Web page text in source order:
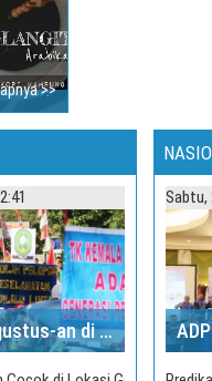
>>
Ini Tradisi Unik 17 Agustus-an di Sulbar, Kangen?
Sabtu,